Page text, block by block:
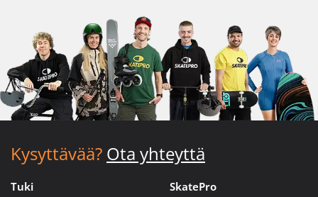
Kysyttävää? Ota yhteyttä
Tuki SkatePro